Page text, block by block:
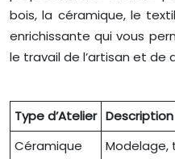
bois, la céramique, le
enrichissante qui vous
le travail de l’artisan et
Type d’Atelier Description
Céramique
Modelage,